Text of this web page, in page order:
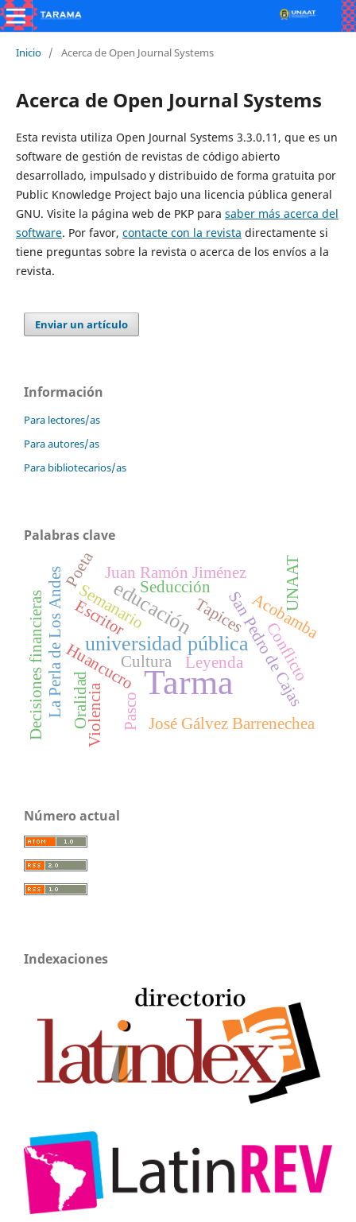
Inicio / Acerca de Open Journal Systems
Acerca de Open Journal Systems
Esta revista utiliza Open Journal Systems 3.3.0.11, que es un
software de gestión de revistas de código abierto
desarrollado, impulsado y distribuido de forma gratuita por
Public Knowledge Project bajo una licencia pública general
GNU. Visite la página web de PKP para saber más acerca del
software. Por favor, contacte con la revista directamente si
tiene preguntas sobre la revista o acerca de los envíos a la
revista.
Enviar un artículo
Información
Para lectores/as
Para autores/as
Para bibliotecarios/as
Palabras clave
Tarma
universidad pública
educación San Pedro de Cajas
Huancucro Leyenda
Acobamba
Tapices
Seducción
La Perla de Los Andes Juan Ramón Jiménez
José Gálvez Barrenechea
Semanario
Cultura
UNAAT
Pasco
Conflicto
Decisiones financieras Escritor
Poeta
Violencia
Oralidad
Número actual
Indexaciones